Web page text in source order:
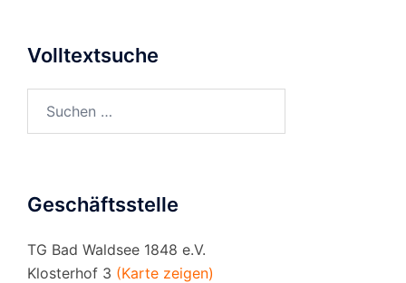
Volltextsuche
nach:
Geschäftsstelle
TG Bad Waldsee 1848 e.V.
Klosterhof 3 (Karte zeigen)